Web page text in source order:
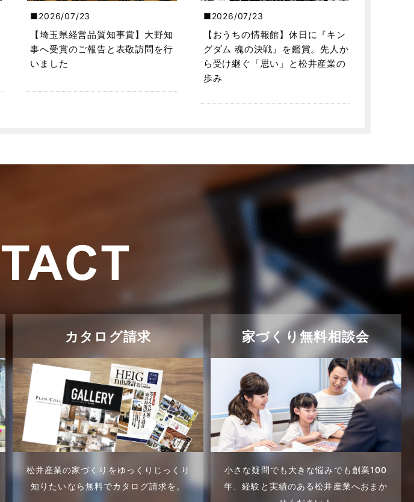
2026/07/23
【埼玉県経営品質知事賞】大野知
事へ受賞のご報告と表敬訪問を行
いました
2026/07/23
【おうちの情報館】休日に『キン
グダム 魂の決戦』を鑑賞。先人か
ら受け継ぐ「思い」と松井産業の
歩み
カタログ請求
松井産業の家づくりをゆっくりじっくり
知りたいなら無料でカタログ請求を。
家づくり無料相談会
小さな疑問でも大きな悩みでも創業100
年、経験と実績のある松井産業へおまか